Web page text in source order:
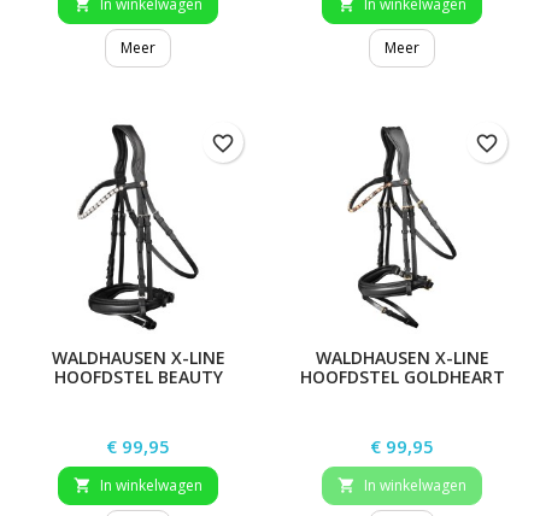

Meer

Meer
WALDHAUSEN X-LINE
HOOFDSTEL BEAUTY
Prijs
€ 99,95
 In winkelwagen
favorite_border
WALDHAUSEN X-LINE
HOOFDSTEL GOLDHEART
Prijs
€ 99,95
 In winkelwagen
favorite_border